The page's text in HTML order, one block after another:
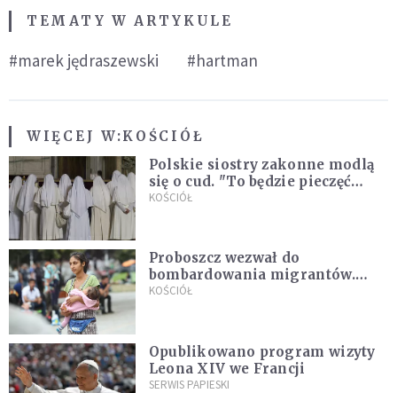
TEMATY W ARTYKULE
#marek jędraszewski #hartman
WIĘCEJ W:KOŚCIÓŁ
Polskie siostry zakonne modlą
się o cud. "To będzie pieczęć
Pana Boga dla naszej wiary"
KOŚCIÓŁ
Proboszcz wezwał do
bombardowania migrantów.
"Masowy ogień przeciwko
KOŚCIÓŁ
Opublikowano program wizyty
Leona XIV we Francji
SERWIS PAPIESKI